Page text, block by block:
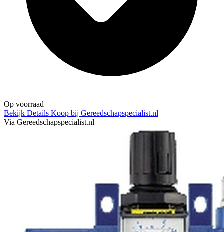
Op voorraad
Bekijk Details Koop bij Gereedschapspecialist.nl
Via Gereedschapspecialist.nl